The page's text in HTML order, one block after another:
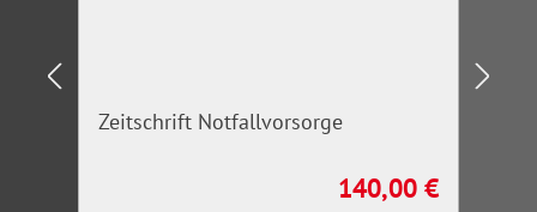
Zeitschrift Notfallvorsorge
Regulärer Preis:
140,00 €